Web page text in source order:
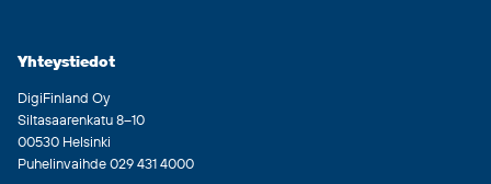
Yhteystiedot
DigiFinland Oy
Siltasaarenkatu 8–10
00530 Helsinki
Puhelinvaihde 029 431 4000